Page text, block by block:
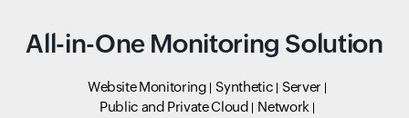
All-in-One Monitoring Solution
Website Monitoring Synthetic
Server
Public and Private Cloud
Network